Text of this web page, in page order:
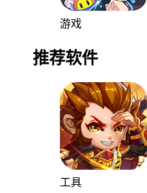
游戏
推荐软件
工具